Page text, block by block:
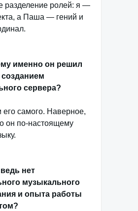
разделение ролей: я —
а Паша — гений и
именно он решил
созданием
сервера?
самого. Наверное,
он по-настоящему
нет
музыкального
и опыта работы